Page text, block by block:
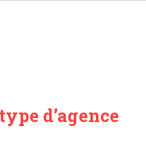
d’agence